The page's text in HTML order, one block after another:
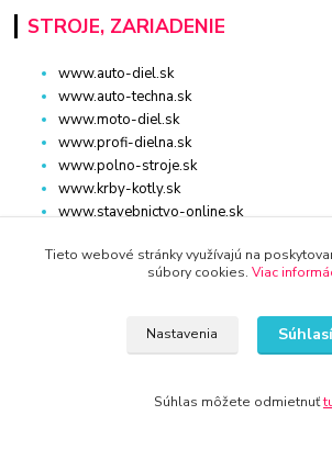
STROJE, ZARIADENIE
www.auto-diel.sk
www.auto-techna.sk
www.moto-diel.sk
www.profi-dielna.sk
www.polno-stroje.sk
www.krby-kotly.sk
www.stavebnictvo-online.sk
www.moto-prislusenstvo.sk
www.firemne-zariadenie.sk
www.uni-zdrav.sk
www.zlatnictvo-online.sk
Tieto webové stránky využívajú na
súbory cookies. Viac
Nastavenia
Súhlas môžete odmietnuť